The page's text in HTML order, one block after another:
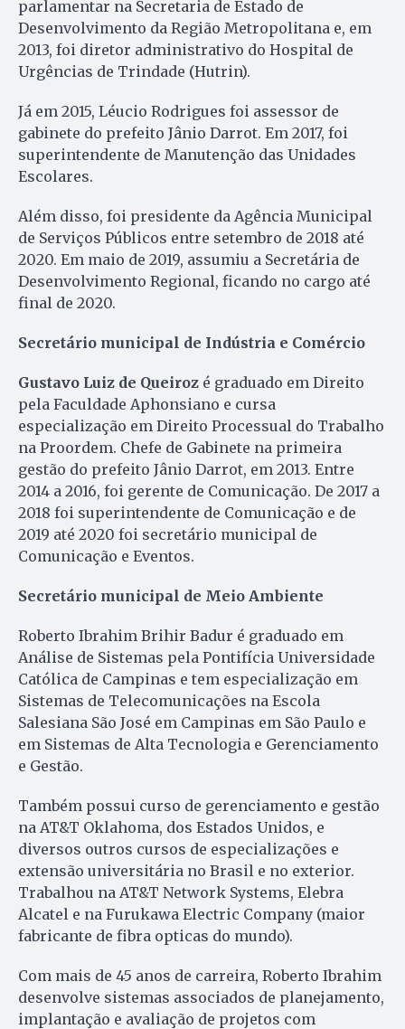
parlamentar na Secretaria de Estado de
Desenvolvimento da Região Metropolitana e, em
2013, foi diretor administrativo do Hospital de
Urgências de Trindade (Hutrin).
Já em 2015, Léucio Rodrigues foi assessor de
gabinete do prefeito Jânio Darrot. Em 2017, foi
superintendente de Manutenção das Unidades
Escolares.
Além disso, foi presidente da Agência Municipal
de Serviços Públicos entre setembro de 2018 até
2020. Em maio de 2019, assumiu a Secretária de
Desenvolvimento Regional, ficando no cargo até
final de 2020.
Secretário municipal de Indústria e Comércio
Gustavo Luiz de Queiroz é graduado em Direito
pela Faculdade Aphonsiano e cursa
especialização em Direito Processual do Trabalho
na Proordem. Chefe de Gabinete na primeira
gestão do prefeito Jânio Darrot, em 2013. Entre
2014 a 2016, foi gerente de Comunicação. De 2017 a
2018 foi superintendente de Comunicação e de
2019 até 2020 foi secretário municipal de
Comunicação e Eventos.
Secretário municipal de Meio Ambiente
Roberto Ibrahim Brihir Badur é graduado em
Análise de Sistemas pela Pontifícia Universidade
Católica de Campinas e tem especialização em
Sistemas de Telecomunicações na Escola
Salesiana São José em Campinas em São Paulo e
em Sistemas de Alta Tecnologia e Gerenciamento
e Gestão.
Também possui curso de gerenciamento e gestão
na AT&T Oklahoma, dos Estados Unidos, e
diversos outros cursos de especializações e
extensão universitária no Brasil e no exterior.
Trabalhou na AT&T Network Systems, Elebra
Alcatel e na Furukawa Electric Company (maior
fabricante de fibra opticas do mundo).
Com mais de 45 anos de carreira, Roberto Ibrahim
desenvolve sistemas associados de planejamento,
implantação e avaliação de projetos com